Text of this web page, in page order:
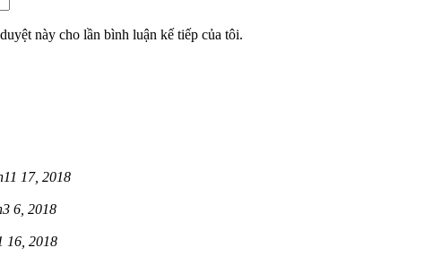
này cho lần bình luận kế tiếp của tôi.
17, 2018
6, 2018
16, 2018